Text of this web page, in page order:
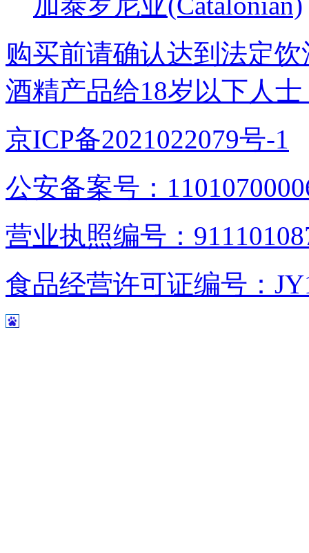
购买前请确认达到法定
酒精产品给18岁以下人士
京ICP备2021022079号-1
公安备案号：
营业执照编号：
食品经营许可证编号：